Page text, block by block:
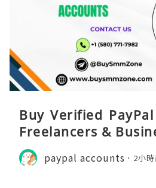
Buy Verified
Freelancers &
paypal accounts 2小